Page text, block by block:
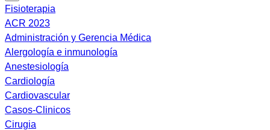
Fisioterapia
ACR 2023
Administración y Gerencia Médica
Alergología e inmunología
Anestesiología
Cardiología
Cardiovascular
Casos-Clinicos
Cirugia